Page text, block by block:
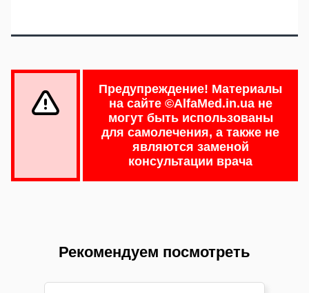
Предупреждение! Материалы
на сайте ©AlfaMed.in.uaне
могут быть использованы
для самолечения, а также не
являются заменой
консультации врача
Рекомендуем посмотреть